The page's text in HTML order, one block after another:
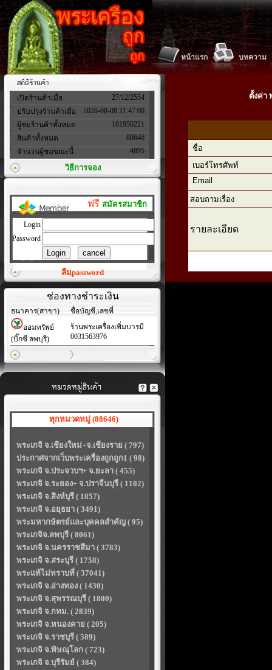
หน้าแรก บทความ
เปิดร้านค้าเมื่อ
27/12/2554
ปรับปรุงร้านค้าเมื่อ
2026-08-08 21:47:00
ผู้ชมร้านค้าทั้งหมด
181950221
สินค้าทั้งหมด
88646
จำนวนผู้ชมขณะนี้
4895
วิธีการจอง
ฟรี สมัครสมาชิก
Login
Password
ลืมpassword
ช่องทางชำระเงิน
ธนาคาร(สาขา)
ชื่อบัญชี,เลขที่
ออมทรัพย์
(บิ๊กซี ลพบุรี)
ร้านพระเครื่องเพิ่มบารมี
0031563976
ทุกหมวดหมู่ (88646)
พระเกจิ จ.เชียงใหม่+จ.เชียงราย ( 797)
ประกาศจากเว็บพระเครื่องถูกถูก1 ( 98)
พระเกจิ จ.ประจวบฯ+ จ.ยะลา ( 455)
พระเกจิ จ.ระยอง+ จ.ปราจีนบุรี ( 1102)
พระเกจิ จ.สิงห์บุรี ( 1857)
พระเกจิ จ.อยุธยา ( 3491)
พระมหากษัตรย์และบุคคลสำคัญ ( 95)
พระเกจิจ.ลพบุรี ( 8061)
พระเกจิ จ.นครราชสีมา ( 3783)
พระเกจิ จ.สระบุรี ( 1758)
พระแท้ไม่ทราบที่ ( 37041)
พระเกจิ จ.อ่างทอง ( 1430)
พระเกจิ จ.สุพรรณบุรี ( 1800)
พระเกจิ จ.กทม. ( 2839)
พระเกจิ จ.หนองคาย ( 205)
พระเกจิ จ.ราชบุรี ( 589)
พระเกจิ จ.พิษณุโลก ( 723)
พระเกจิ จ.บุรีรัมย์ ( 384)
ตั้งค่า
ชื่อ
เบอร์โทรศัพท์
Email
สอบถามเรื่อง
รายละเอียด